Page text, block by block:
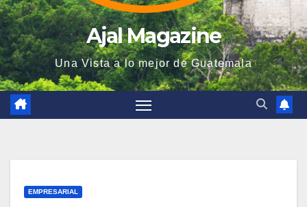
Ajal Magazine
Una Vista a lo mejor de Guatemala
EMPRESARIAL